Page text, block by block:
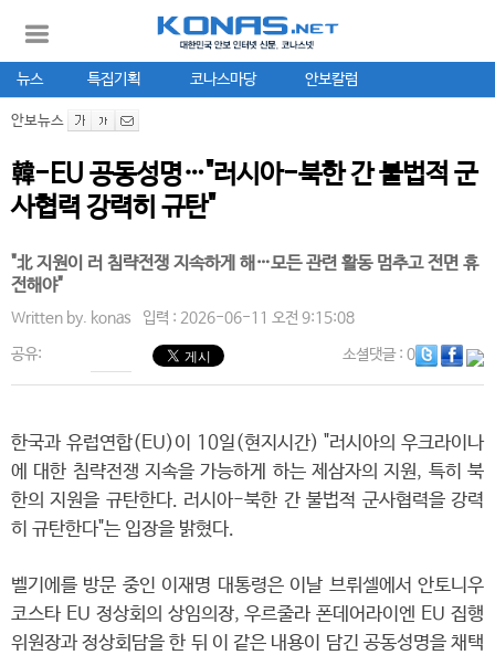
뉴스 특집기획 코나스마당 안보칼럼
안보뉴스
韓-EU 공동성명…"러시아-북한 간 불법적 군
사협력 강력히 규탄"
"北 지원이 러 침략전쟁 지속하게 해…모든 관련 활동 멈추고 전면 휴
전해야"
Written by. konas 입력 : 2026-06-11 오전 9:15:08
공유: 소셜댓글: 0
한국과 유럽연합(EU)이 10일(현지시간) "러시아의 우크라이나
에 대한 침략전쟁 지속을 가능하게 하는 제삼자의 지원, 특히 북
한의 지원을 규탄한다. 러시아-북한 간 불법적 군사협력을 강력
히 규탄한다"는 입장을 밝혔다.
벨기에를 방문 중인 이재명 대통령은 이날 브뤼셀에서 안토니우
코스타 EU 정상회의 상임의장, 우르줄라 폰데어라이엔 EU 집행
위원장과 정상회담을 한 뒤 이 같은 내용이 담긴 공동성명을 채택